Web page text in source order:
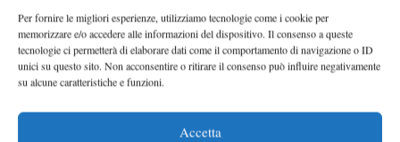
Per fornire le migliori esperienze, utilizziamo tecnologie come i cookie per
memorizzare e/o accedere alle informazioni del dispositivo. Il consenso a queste
tecnologie ci permetterà di elaborare dati come il comportamento di navigazione o ID
unici su questo sito. Non acconsentire o ritirare il consenso può influire negativamente
su alcune caratteristiche e funzioni.
Accetta
Dopo il titolo finalmente il relax di
Marquez